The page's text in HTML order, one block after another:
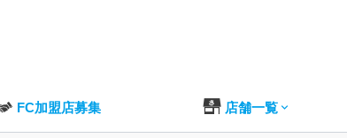
FC加盟店募集 店舗一覧